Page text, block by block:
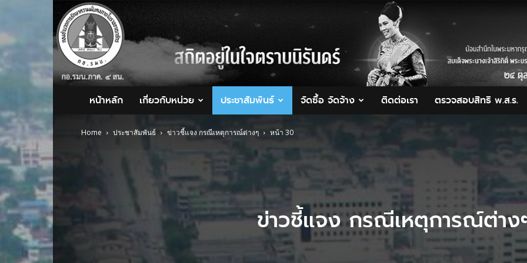
กอ.รมน.ภาค
4
สน.
หน้าหลัก เกี่ยวกับหน่วย ประชาสัมพันธ์ จัดซื้อ จัดจ้าง ติดต่อเรา ตรวจสอบสิทธิ พ.ส.ร.
Home ประชาสัมพันธ์ ข่าวชี้แจง กรณีเหตุการณ์ต่างๆ หน้า 30
ข่าวชี้แจง กรณีเหตุการณ์ต่าง